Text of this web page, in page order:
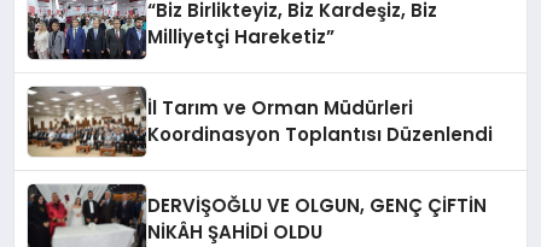
“Biz Birlikteyiz, Biz Kardeşiz, Biz
Milliyetçi Hareketiz”
İl Tarım ve Orman Müdürleri
Koordinasyon Toplantısı Düzenlendi
DERVİŞOĞLU VE OLGUN, GENÇ ÇİFTİN
NİKÂH ŞAHİDİ OLDU